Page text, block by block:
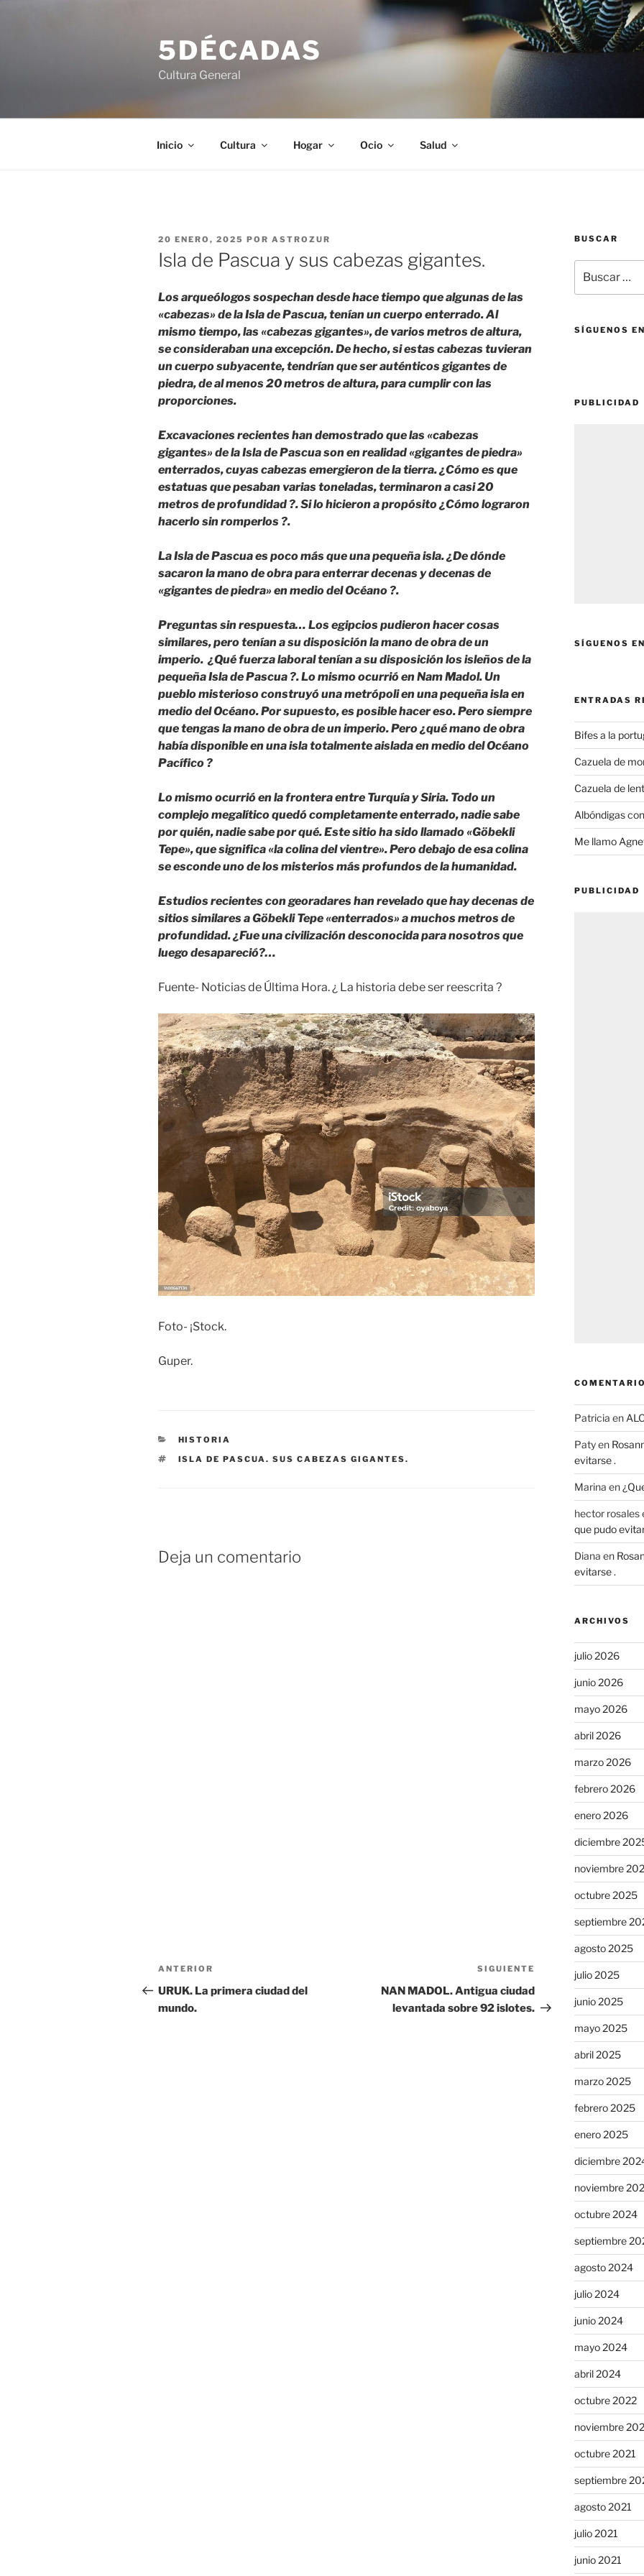
5DÉCADAS
Cultura General
Inicio Cultura Hogar Ocio Salud
PUBLICADO
EL
20 ENERO, 2025 POR ASTROZUR
Isla de Pascua y sus cabezas gigantes.
Los arqueólogos sospechan desde hace tiempo que algunas de las
«cabezas» de la Isla de Pascua, tenían un cuerpo enterrado. Al
mismo tiempo, las «cabezas gigantes», de varios metros de altura,
se consideraban una excepción. De hecho, si estas cabezas tuvieran
un cuerpo subyacente, tendrían que ser auténticos gigantes de
piedra, de al menos 20 metros de altura, para cumplir con las
proporciones.
Excavaciones recientes han demostrado que las «cabezas
gigantes» de la Isla de Pascua son en realidad «gigantes de piedra»
enterrados, cuyas cabezas emergieron de la tierra. ¿Cómo es que
estatuas que pesaban varias toneladas, terminaron a casi 20
metros de profundidad ?. Si lo hicieron a propósito ¿Cómo lograron
hacerlo sin romperlos ?.
La Isla de Pascua es poco más que una pequeña isla. ¿De dónde
sacaron la mano de obra para enterrar decenas y decenas de
«gigantes de piedra» en medio del Océano ?.
Preguntas sin respuesta… Los egipcios pudieron hacer cosas
similares, pero tenían a su disposición la mano de obra de un
imperio. ¿Qué fuerza laboral tenían a su disposición los isleños de la
pequeña Isla de Pascua ?. Lo mismo ocurrió en Nam Madol. Un
pueblo misterioso construyó una metrópoli en una pequeña isla en
medio del Océano. Por supuesto, es posible hacer eso. Pero siempre
que tengas la mano de obra de un imperio. Pero ¿qué mano de obra
había disponible en una isla totalmente aislada en medio del Océano
Pacífico ?
Lo mismo ocurrió en la frontera entre Turquía y Siria. Todo un
complejo megalítico quedó completamente enterrado, nadie sabe
por quién, nadie sabe por qué. Este sitio ha sido llamado «Göbekli
Tepe», que significa «la colina del vientre». Pero debajo de esa colina
se esconde uno de los misterios más profundos de la humanidad.
Estudios recientes con georadares han revelado que hay decenas de
sitios similares a Göbekli Tepe «enterrados» a muchos metros de
profundidad. ¿Fue una civilización desconocida para nosotros que
luego desapareció?…
Fuente- Noticias de Última Hora. ¿ La historia debe ser reescrita ?
Foto- ¡Stock.
Guper.
CATEGORÍAS
HISTORIA
ETIQUETAS
ISLA DE PASCUA. SUS CABEZAS GIGANTES.
Deja un comentario
Navegación
de
entradas
Entrada
anterior:
ANTERIOR
URUK. La primera ciudad del
mundo.
Siguiente
entrada
SIGUIENTE
NAN MADOL. Antigua ciudad
levantada sobre 92 islotes.
BUSCAR
por:
SÍGUENOS
PUBLICIDAD
SÍGUENOS
ENTRADAS
Bifes a la
Cazuela de
Cazuela de
Albóndigas
Me llamo
PUBLICIDAD
Patricia en
Patyen
evitarse .
Marina en
hector rosales
que pudo
Diana en
evitarse .
ARCHIVOS
julio 2026
junio 2026
mayo 2026
abril 2026
marzo 2026
febrero 2026
enero 2026
diciembre
noviembre
octubre 2025
septiembre
agosto 2025
julio 2025
junio 2025
mayo 2025
abril 2025
marzo 2025
febrero 2025
enero 2025
diciembre
noviembre
octubre 2024
septiembre
agosto 2024
julio 2024
junio 2024
mayo 2024
abril 2024
octubre 2022
noviembre
octubre 2021
septiembre
agosto 2021
julio 2021
junio 2021